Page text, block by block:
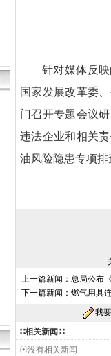
针对媒体反
国家发展改革委
门召开专题会议
违法企业和相关
油风险隐患专项
上一篇新闻： 总局公布
下一篇新闻： 燃气用具
我
∷相关新闻∷
☉没有相关新闻